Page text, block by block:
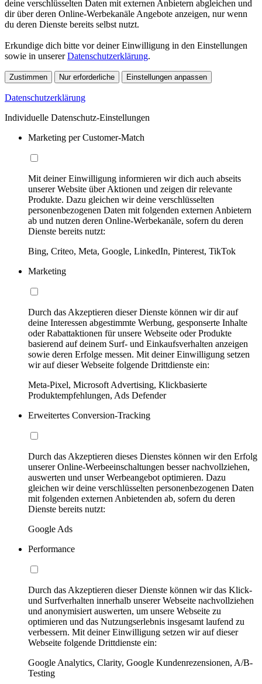
deine verschlüsselten Daten mit externen Anbietern abgleichen und
dir über deren Online-Werbekanäle Angebote anzeigen, nur wenn
du deren Dienste bereits selbst nutzt.
Erkundige dich bitte vor deiner Einwilligung in den Einstellungen
sowie in unsererDatenschutzerklärung.
Zustimmen Nur erforderliche Einstellungen anpassen
Datenschutzerklärung
Individuelle Datenschutz-Einstellungen
Marketing per Customer-Match
Mit deiner Einwilligung informieren wir dich auch abseits
unserer Website über Aktionen und zeigen dir relevante
Produkte. Dazu gleichen wir deine verschlüsselten
personenbezogenen Daten mit folgenden externen Anbietern
ab und nutzen deren Online-Werbekanäle, sofern du deren
Dienste bereits nutzt:
Bing, Criteo, Meta, Google, LinkedIn, Pinterest, TikTok
Marketing
Durch das Akzeptieren dieser Dienste können wir dir auf
deine Interessen abgestimmte Werbung, gesponserte Inhalte
oder Rabattaktionen für unsere Webseite oder Produkte
basierend auf deinem Surf- und Einkaufsverhalten anzeigen
sowie deren Erfolge messen. Mit deiner Einwilligung setzen
wir auf dieser Webseite folgende Drittdienste ein:
Meta-Pixel, Microsoft Advertising, Klickbasierte
Produktempfehlungen, Ads Defender
Erweitertes Conversion-Tracking
Durch das Akzeptieren dieses Dienstes können wir den Erfolg
unserer Online-Werbeeinschaltungen besser nachvollziehen,
auswerten und unser Werbeangebot optimieren. Dazu
gleichen wir deine verschlüsselten personenbezogenen Daten
mit folgenden externen Anbietenden ab, sofern du deren
Dienste bereits nutzt:
Google Ads
Performance
Durch das Akzeptieren dieser Dienste können wir das Klick-
und Surfverhalten innerhalb unserer Webseite nachvollziehen
und anonymisiert auswerten, um unsere Webseite zu
optimieren und das Nutzungserlebnis insgesamt laufend zu
verbessern. Mit deiner Einwilligung setzen wir auf dieser
Webseite folgende Drittdienste ein:
Google Analytics, Clarity, Google Kundenrezensionen, A/B-
Testing